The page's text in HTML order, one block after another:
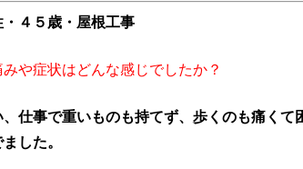
４５歳・屋根工事
や症状はどんな感じでしたか？
仕事で重いものも持てず、歩くのも痛くて
した。